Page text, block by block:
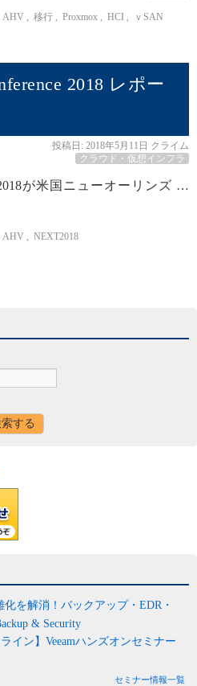
AHV 移行 Proxmox HCI ｖSAN
2018 レポー
投稿日: 2018年5月11日 クライム
クラウド・仮想インフラ
2018が米国ニューオーリンズ …
AHV NEXT2018
化を解消！バックアップ・EDR・
& Security
ライン】Veeamハンズオンセミナー
セミナー情報一覧